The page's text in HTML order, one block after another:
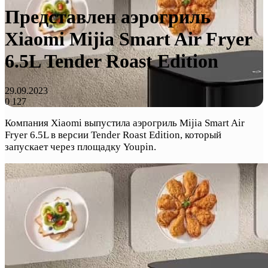
Представлен аэрогриль
Xiaomi Mijia Smart Air Fryer
6.5L Tender Roast Edition
29.09.2023
0127
Компания Xiaomi выпустила аэрогриль Mijia Smart Air
Fryer 6.5L в версии Tender Roast Edition, который
запускает через площадку Youpin.